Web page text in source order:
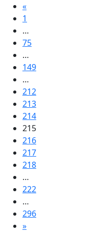
«
1
…
75
…
149
…
212
213
214
215
216
217
218
…
222
…
296
»